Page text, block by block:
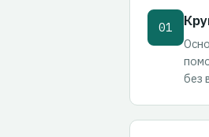
01
без